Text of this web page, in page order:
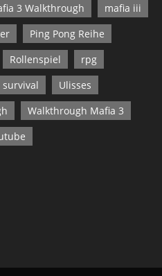
3 Walkthrough
mafia iii
Ping Pong Reihe
Rollenspiel
rpg
survival
Ulisses
Walkthrough Mafia 3